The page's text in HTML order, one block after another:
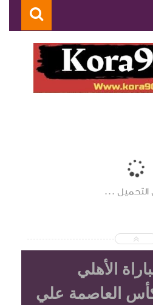
التحميل ...
الأهلي
العاصمة علي